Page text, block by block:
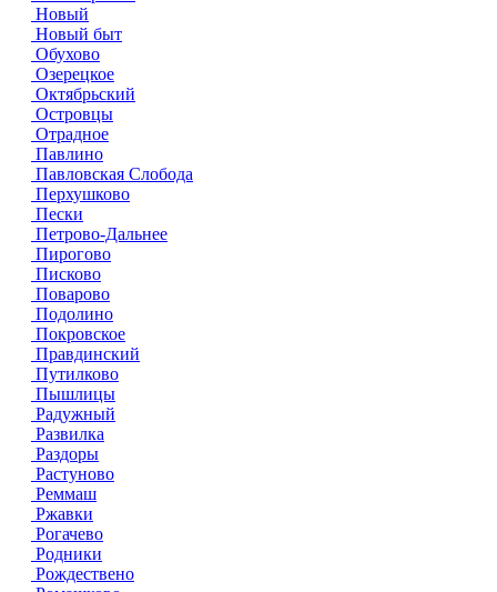
Новый
Новый быт
Обухово
Озерецкое
Октябрьский
Островцы
Отрадное
Павлино
Павловская Слобода
Перхушково
Пески
Петрово-Дальнее
Пирогово
Писково
Поварово
Подолино
Покровское
Правдинский
Путилково
Пышлицы
Радужный
Развилка
Раздоры
Растуново
Реммаш
Ржавки
Рогачево
Родники
Рождествено